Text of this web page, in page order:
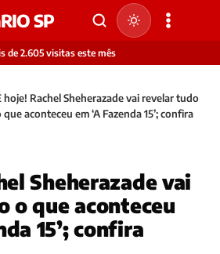
SP
de 2.605 visitas este mês
hoje! Rachel Sheherazade vai revelar tudo
que aconteceu em ‘A Fazenda 15’; confira
Sheherazade vai
o que aconteceu
15’; confira